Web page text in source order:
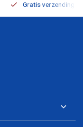
Gratis verzending